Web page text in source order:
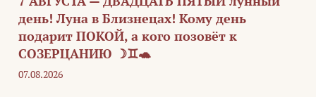
день! Луна в Близнецах! Кому день
подарит ПОКОЙ, а кого позовёт к
СОЗЕРЦАНИЮ ☽♊🐢
07.08.2026